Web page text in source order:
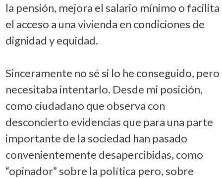
la pensión, mejora el salario mínimo o facilita
el acceso a una vivienda en condiciones de
dignidad y equidad.
Sinceramente no sé si lo he conseguido, pero
necesitaba intentarlo. Desde mi posición,
como ciudadano que observa con
desconcierto evidencias que para una parte
importante de la sociedad han pasado
convenientemente desapercibidas, como
“opinador” sobre la política pero, sobre